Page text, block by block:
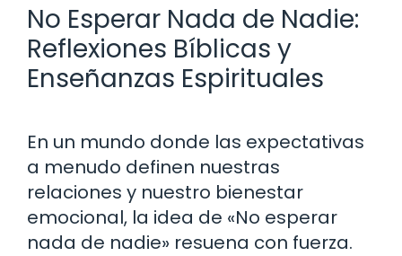
No Esperar Nada de Nadie:
Reflexiones Bíblicas y
Enseñanzas Espirituales
En un mundo donde las expectativas
a menudo definen nuestras
relaciones y nuestro bienestar
emocional, la idea de «No esperar
nada de nadie» resuena con fuerza.